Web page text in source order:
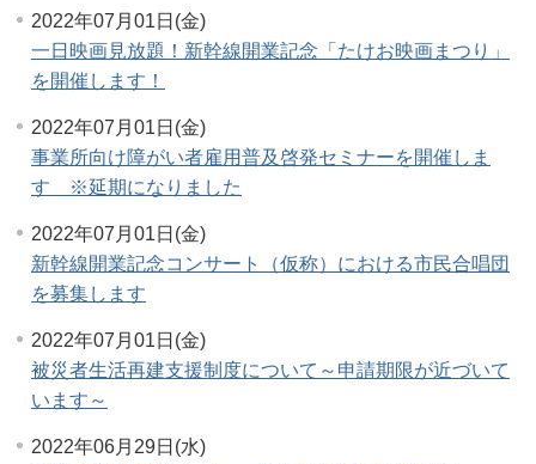
2022年07月01日(金)
一日映画見放題！新幹線開業記念「たけお映画まつり」
を開催します！
2022年07月01日(金)
事業所向け障がい者雇用普及啓発セミナーを開催しま
す ※延期になりました
2022年07月01日(金)
新幹線開業記念コンサート（仮称）における市民合唱団
を募集します
2022年07月01日(金)
被災者生活再建支援制度について～申請期限が近づいて
います～
2022年06月29日(水)